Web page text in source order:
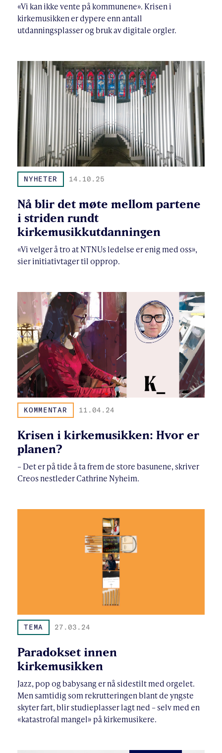
«Vi kan ikke vente på kommunene». Krisen i
kirkemusikken er dypere enn antall
utdanningsplasser og bruk av digitale orgler.
NYHETER 14.10.25
Nå blir det møte mellom partene
i striden rundt
kirkemusikkutdanningen
«Vi velger å tro at NTNUs ledelse er enig med oss»,
sier initiativtager til opprop.
KOMMENTAR 11.04.24
Krisen i kirkemusikken: Hvor er
planen?
– Det er på tide å ta frem de store basunene, skriver
Creos nestleder Cathrine Nyheim.
TEMA 27.03.24
Paradokset innen
kirkemusikken
Jazz, pop og babysang er nå sidestilt med orgelet.
Men samtidig som rekrutteringen blant de yngste
skyter fart, blir studieplasser lagt ned – selv med en
«katastrofal mangel» på kirkemusikere.